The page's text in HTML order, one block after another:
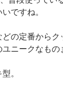
ですね。
の定番から
ニークなもの
。